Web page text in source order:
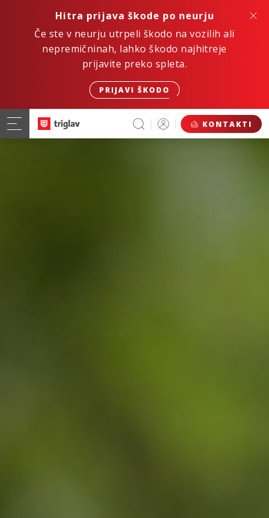
Hitra prijava škode po neurju
Če ste v neurju utrpeli škodo na vozilih ali
nepremičninah, lahko škodo najhitreje
prijavite preko spleta.
PRIJAVI ŠKODO
KONTAKTI